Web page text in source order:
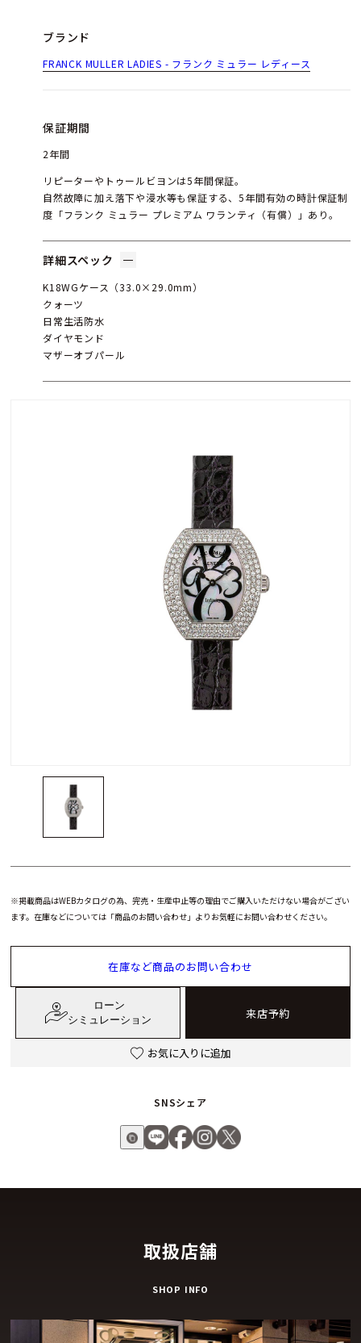
ブランド
FRANCK MULLER LADIES - フランク ミュラー レディース
保証期間
2年間
リピーターやトゥールビヨンは5年間保証。
自然故障に加え落下や浸水等も保証する、5年間有効の時計保証制
度「フランク ミュラー プレミアム ワランティ（有償）」あり。
詳細スペック
K18WGケース（33.0×29.0mm）
クォーツ
日常生活防水
ダイヤモンド
マザーオブパール
※掲載商品はWEBカタログの為、完売・生産中止等の理由でご購入いただけない場合がござい
ます。在庫などについては「商品のお問い合わせ」よりお気軽にお問い合わせください。
在庫など商品のお問い合わせ
ローン
シミュレーション
来店予約
お気に入りに追加
SNSシェア
取扱店舗
SHOP INFO